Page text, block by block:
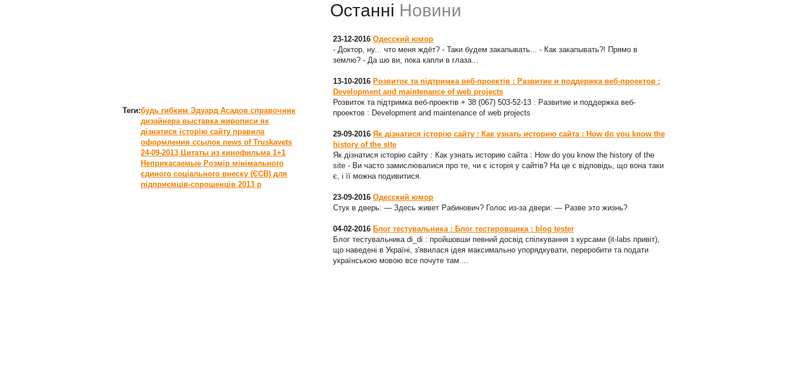
Теги:будь гибким Эдуард Асадов справочник
дизайнера выставка живописи як
дізнатися історію сайту правила
оформления ссылок news of Truskavets
24-09-2013 Цитаты из кинофильма 1+1
Неприкасаемые Розмір мінімального
єдиного соціального внеску (ЄСВ) для
підприємців-спрощенців 2013 р
Останні Новини
23-12-2016 Одесский юмор
- Доктор, ну... что меня ждёт? - Таки будем закапывать... - Как закапывать?! Прямо в
землю? - Да шо ви, пока капли в глаза...
13-10-2016 Розвиток та підтримка веб-проектів : Развитие и поддержка веб-проектов :
Development and maintenance of web projects
Розвиток та підтримка веб-проектів + 38 (067) 503-52-13 : Развитие и поддержка веб-
проектов : Development and maintenance of web projects
29-09-2016 Як дізнатися історію сайту : Как узнать историю сайта : How do you know the
history of the site
Як дізнатися історію сайту : Как узнать историю сайта : How do you know the history of the
site - Ви часто замислювалися про те, чи є історія у сайтів? На це є відповідь, що вона таки
є, і її можна подивитися.
23-09-2016 Одесский юмор
Стук в дверь: — Здесь живет Рабинович? Голос из-за двери: — Разве это жизнь?
04-02-2016 Блог тестувальника : Блог тестировщика : blog tester
Блог тестувальника di_di : пройшовши певний досвід спілкування з курсами (it-labs привіт),
що наведені в Україні, з'явилася ідея максимально упорядкувати, переробити та подати
українською мовою все почуте там ...